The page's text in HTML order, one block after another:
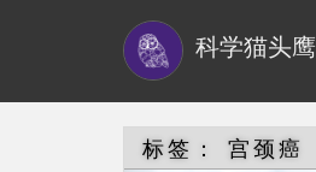
科学猫头鹰
标签： 宫颈癌